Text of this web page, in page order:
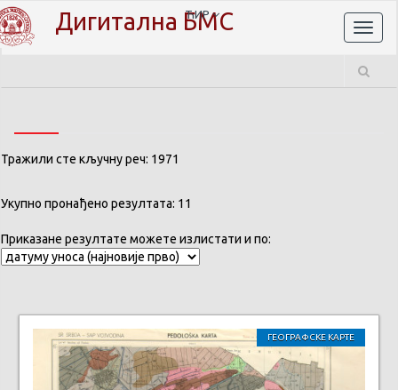
Дигитална БМС
ЋИР
Тражили сте кључну реч: 1971
Укупно пронађено резултата: 11
Приказане резултате можете излистати и по:
ГЕОГРАФСКЕ КАРТЕ